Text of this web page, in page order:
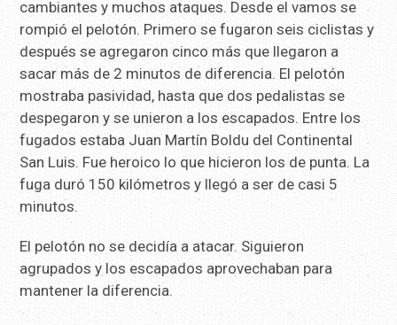
cambiantes y muchos ataques. Desde el vamos se
rompió el pelotón. Primero se fugaron seis ciclistas y
después se agregaron cinco más que llegaron a
sacar más de 2 minutos de diferencia. El pelotón
mostraba pasividad, hasta que dos pedalistas se
despegaron y se unieron a los escapados. Entre los
fugados estaba Juan Martín Boldu del Continental
San Luis. Fue heroico lo que hicieron los de punta. La
fuga duró 150 kilómetros y llegó a ser de casi 5
minutos.
El pelotón no se decidía a atacar. Siguieron
agrupados y los escapados aprovechaban para
mantener la diferencia.